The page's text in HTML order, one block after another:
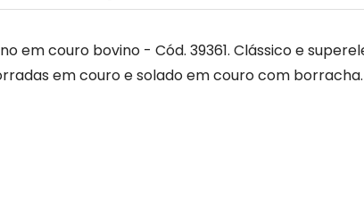
em couro bovino - Cód. 39361. Clássico e
em couro e solado em couro com borracha.